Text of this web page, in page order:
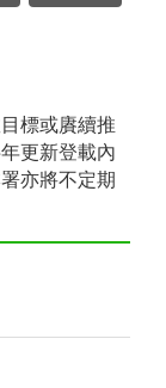
標或賡續推
更新登載內
亦將不定期